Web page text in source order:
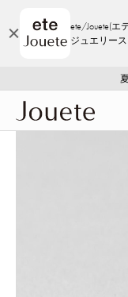
ete/Jouete(
ジュエリー
ご注文い
ご注文い